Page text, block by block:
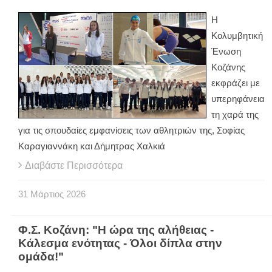
Η
Κολυμβητική
Ένωση
Κοζάνης
εκφράζει με
υπερηφάνεια
τη χαρά της
για τις σπουδαίες εμφανίσεις των αθλητριών της, Σοφίας
Καραγιαννάκη και Δήμητρας Χαλκιά
Διαβάστε Περισσότερα
31 Μάρτιος 2026
Φ.Σ. Κοζάνη: "Η ώρα της αλήθειας -
Κάλεσμα ενότητας - Όλοι δίπλα στην
ομάδα!"